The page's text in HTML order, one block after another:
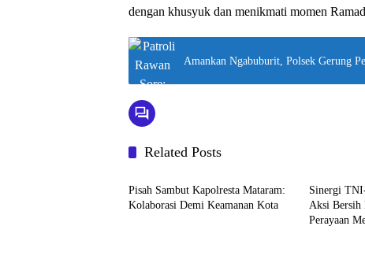
dengan khusyuk dan menikmati momen
Amankan Ngabuburit, Polsek Gerung
Related Posts
Bali Nusra
Pisah Sambut Kapolresta Mataram:
Kolaborasi Demi Keamanan Kota
Sinergi
Aksi Bersih
Perayaan